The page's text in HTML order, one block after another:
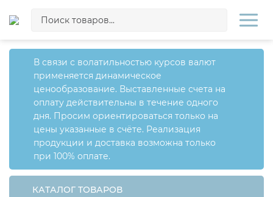
В связи с волатильностью курсов валют
применяется динамическое
ценообразование. Выставленные счета на
оплату действительны в течение одного
дня. Просим ориентироваться только на
цены указанные в счёте. Реализация
продукции и доставка возможна только
при 100% оплате.
КАТАЛОГ ТОВАРОВ